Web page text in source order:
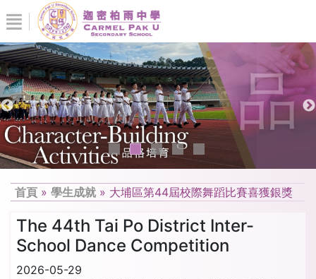
首頁 » 學生成就 » 大埔區第44屆校際舞蹈比賽喜獲銀獎
The 44th Tai Po District Inter-
School Dance Competition
2026-05-29